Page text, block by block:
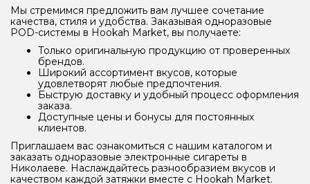
Мы стремимся предложить вам лучшее сочетание
качества, стиля и удобства. Заказывая одноразовые
POD-системы в Hookah Market, вы получаете:
Только оригинальную продукцию от проверенных
брендов.
Широкий ассортимент вкусов, которые
удовлетворят любые предпочтения.
Быструю доставку и удобный процесс оформления
заказа.
Доступные цены и бонусы для постоянных
клиентов.
Приглашаем вас ознакомиться с нашим каталогом и
заказать одноразовые электронные сигареты в
Николаеве. Наслаждайтесь разнообразием вкусов и
качеством каждой затяжки вместе с Hookah Market.